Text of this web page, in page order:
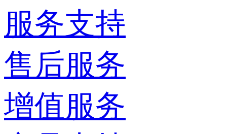
服务支持
售后服务
增值服务